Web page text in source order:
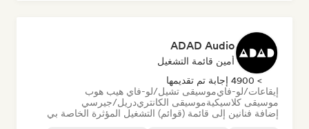
ADAD Audio
أمين قائمة التشغيل
> 4900 إجابة تم تقديمها
إيقاعات/لو-فايموسيقى تشيل/لو-فاي هيب هوب
موسيقى كلاسيكيةموسيقى الكانتريدريل/جيرسي
إضافة فنانين إلى قائمة (قوائم) التشغيل المؤثرة الخاصة بي